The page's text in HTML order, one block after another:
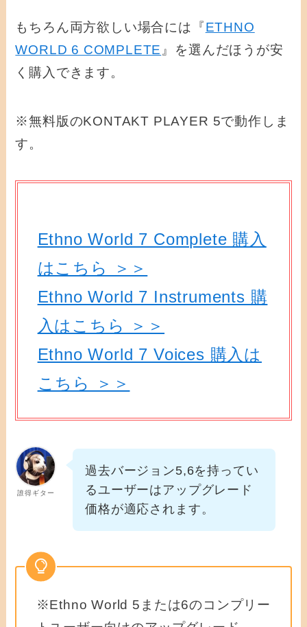
もちろん両方欲しい場合には『ETHNO
WORLD 6 COMPLETE 』を選んだほうが安
く購入できます。
※無料版のKONTAKT PLAYER 5で動作しま
す。
Ethno World 7 Complete 購入
はこちら ＞＞
Ethno World 7 Instruments 購
入はこちら ＞＞
Ethno World 7 Voices 購入は
こちら ＞＞
誰得ギター
過去バージョン5,6を持ってい
るユーザーはアップグレード
価格が適応されます。
※Ethno World 5または6のコンプリー